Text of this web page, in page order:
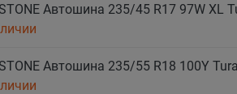
Автошина 235/45 R17 97W XL
Автошина 235/55 R18 100Y